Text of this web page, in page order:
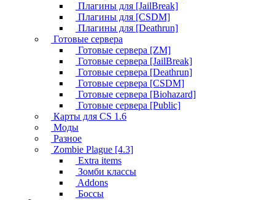
Плагины для [JailBreak]
Плагины для [CSDM]
Плагины для [Deathrun]
Готовые сервера
Готовые сервера [ZM]
Готовые сервера [JailBreak]
Готовые сервера [Deathrun]
Готовые сервера [CSDM]
Готовые сервера [Biohazard]
Готовые сервера [Public]
Карты для CS 1.6
Моды
Разное
Zombie Plague [4.3]
Extra items
Зомби классы
Addons
Боссы